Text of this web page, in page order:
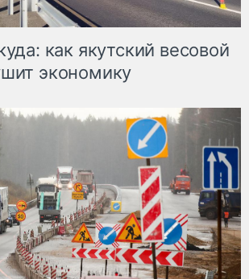
как якутский весовой
экономику